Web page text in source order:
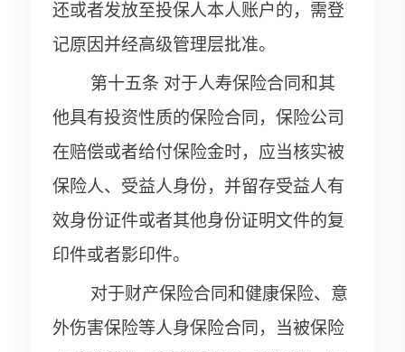
还或者发放至投保人本人账户的，需登
记原因并经高级管理层批准。
第十五条 对于人寿保险合同和其
他具有投资性质的保险合同，保险公司
在赔偿或者给付保险金时，应当核实被
保险人、受益人身份，并留存受益人有
效身份证件或者其他身份证明文件的复
印件或者影印件。
对于财产保险合同和健康保险、意
外伤害保险等人身保险合同，当被保险